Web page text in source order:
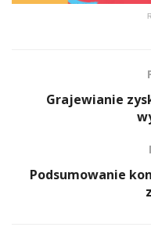
Grajewianie
Podsumowanie